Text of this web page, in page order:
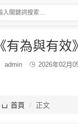
《有為與有
博
admin  發
2026年02月
 首頁 正文